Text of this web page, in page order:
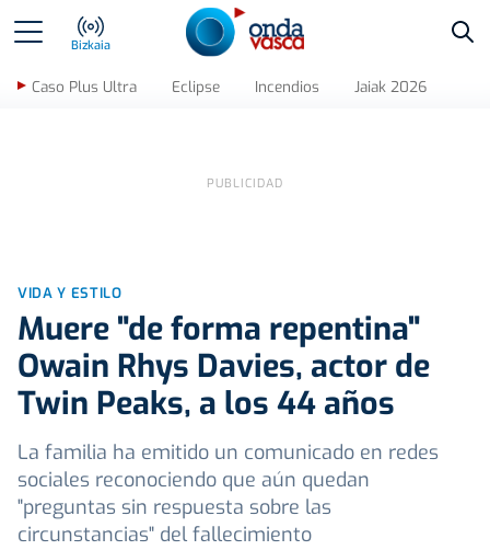
Bizkaia
Caso Plus Ultra Eclipse Incendios Jaiak 2026
VIDA Y ESTILO
Muere "de forma repentina"
Owain Rhys Davies, actor de
Twin Peaks, a los 44 años
La familia ha emitido un comunicado en redes
sociales reconociendo que aún quedan
"preguntas sin respuesta sobre las
circunstancias" del fallecimiento